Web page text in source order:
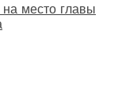
место главы